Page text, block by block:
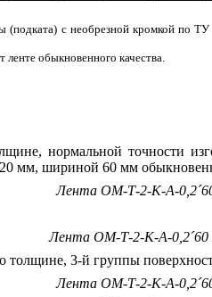
(подката) с необрезной кромкой
ленте обыкновенного качества.
нормальной точности
мм, шириной 60 мм
Лента ОМ-Т-2-К-А-0, 2´
Лента ОМ-Т-2-К-А-0, 2´
толщине, 3-й группы пов
Лента ОМ-Т-2-К-А-0, 2´